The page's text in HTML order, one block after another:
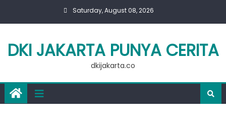
Saturday, August 08, 2026
DKI JAKARTA PUNYA CERITA
dkijakarta.co